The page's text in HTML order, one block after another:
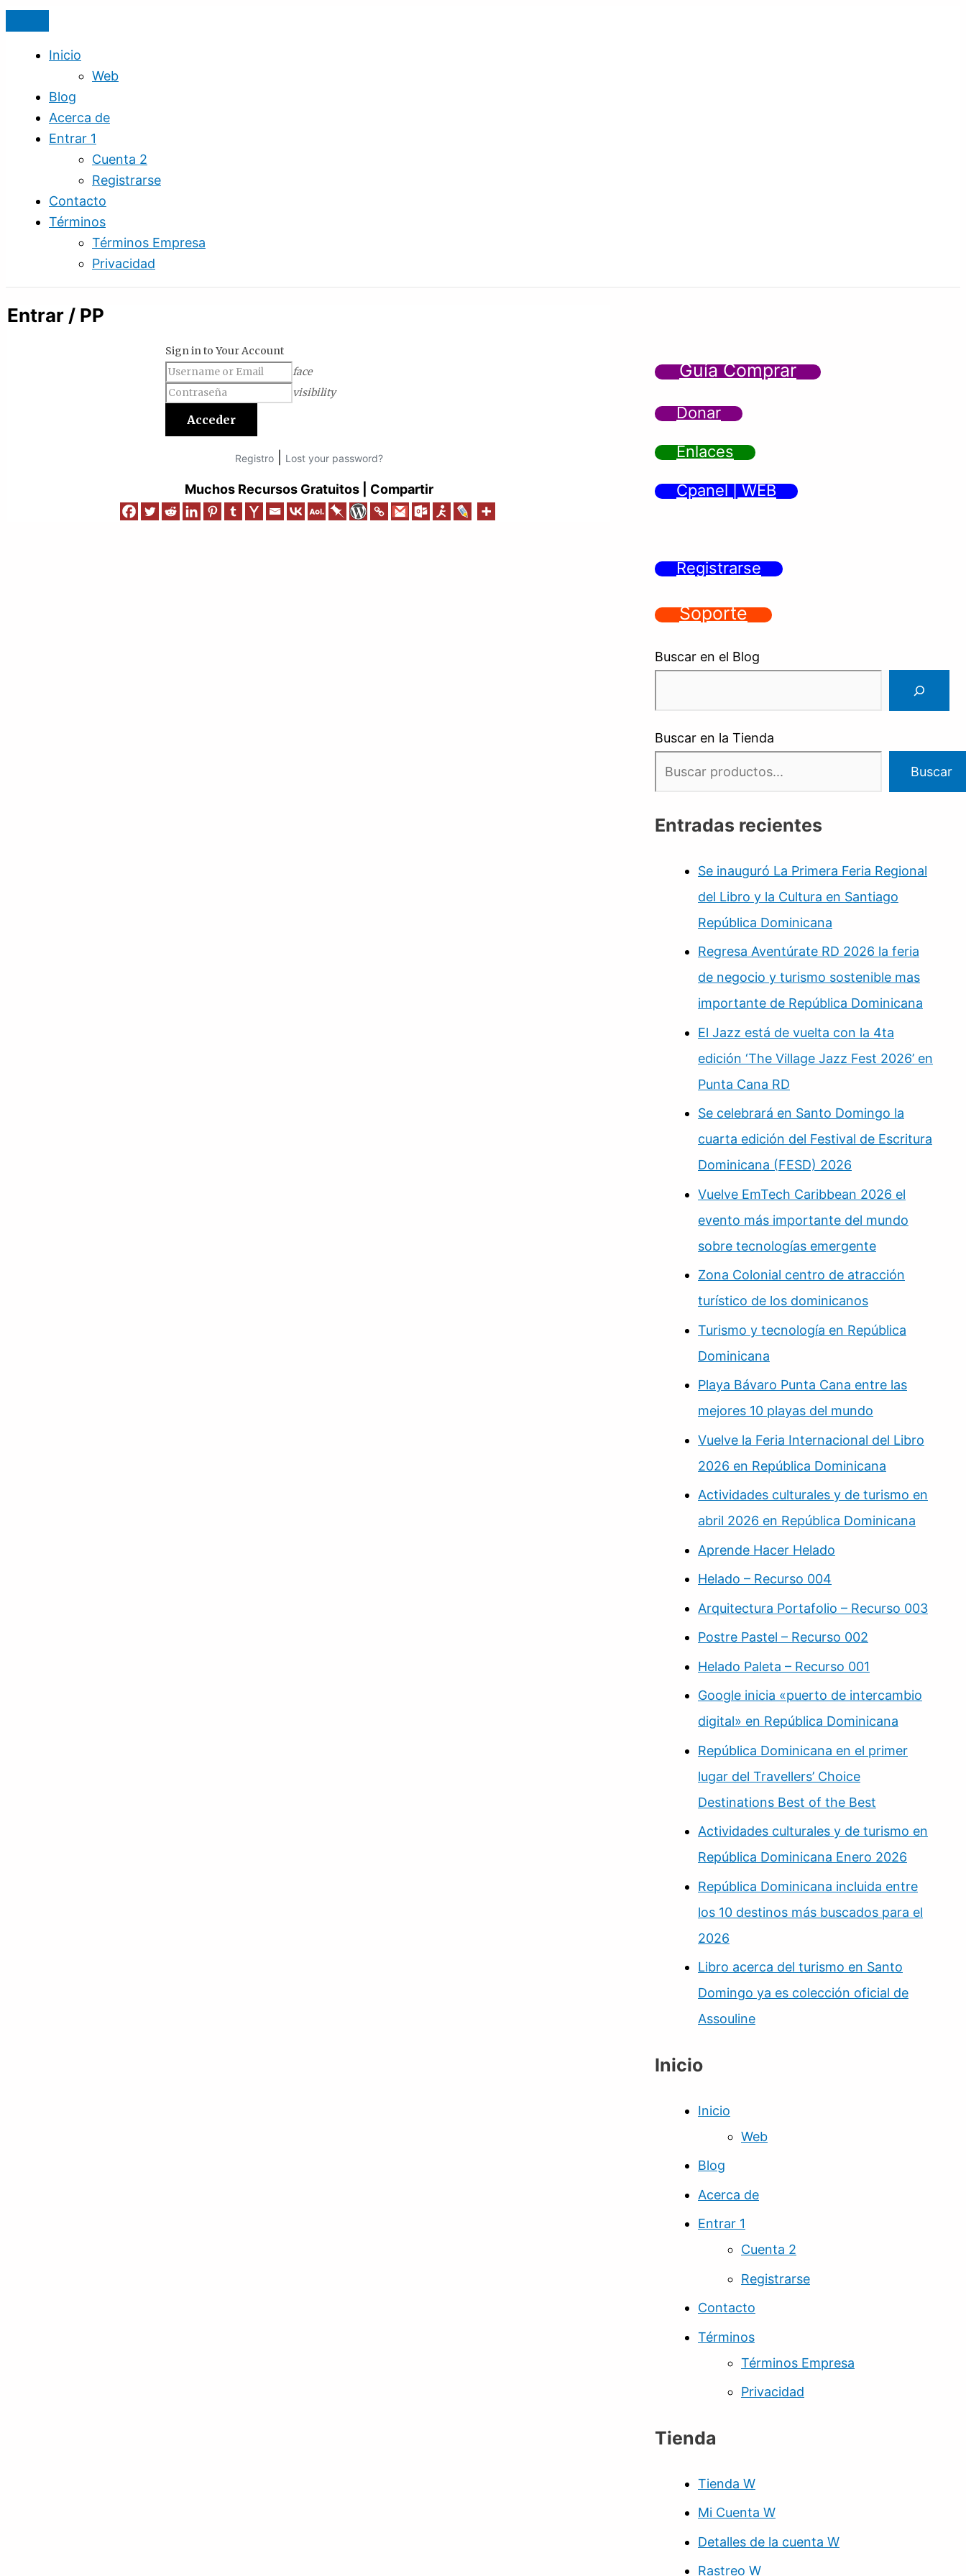
Ir
al
contenido
Inicio
Web
Blog
Acerca de
Entrar 1
Cuenta 2
Registrarse
Contacto
Términos
Términos Empresa
Privacidad
Entrar / PP
Sign in to Your Account
face
visibility
Registro| Lost your password?
Muchos Recursos Gratuitos | Compartir
Guía Comprar
Donar
Enlaces
Cpanel | WEB
Registrarse
Soporte
Buscar en el Blog
Buscar en la Tienda
Buscar
Entradas recientes
Se inauguró La Primera Feria Regional
del Libro y la Cultura en Santiago
República Dominicana
Regresa Aventúrate RD 2026 la feria
de negocio y turismo sostenible mas
importante de República Dominicana
El Jazz está de vuelta con la 4ta
edición ‘The Village Jazz Fest 2026’ en
Punta Cana RD
Se celebrará en Santo Domingo la
cuarta edición del Festival de Escritura
Dominicana (FESD) 2026
Vuelve EmTech Caribbean 2026 el
evento más importante del mundo
sobre tecnologías emergente
Zona Colonial centro de atracción
turístico de los dominicanos
Turismo y tecnología en República
Dominicana
Playa Bávaro Punta Cana entre las
mejores 10 playas del mundo
Vuelve la Feria Internacional del Libro
2026 en República Dominicana
Actividades culturales y de turismo en
abril 2026 en República Dominicana
Aprende Hacer Helado
Helado – Recurso 004
Arquitectura Portafolio – Recurso 003
Postre Pastel – Recurso 002
Helado Paleta – Recurso 001
Google inicia «puerto de intercambio
digital» en República Dominicana
República Dominicana en el primer
lugar del Travellers’ Choice
Destinations Best of the Best
Actividades culturales y de turismo en
República Dominicana Enero 2026
República Dominicana incluida entre
los 10 destinos más buscados para el
2026
Libro acerca del turismo en Santo
Domingo ya es colección oficial de
Assouline
Inicio
Inicio
Web
Blog
Acerca de
Entrar 1
Cuenta 2
Registrarse
Contacto
Términos
Términos Empresa
Privacidad
Tienda
Tienda W
Mi Cuenta W
Detalles de la cuenta W
Rastreo W